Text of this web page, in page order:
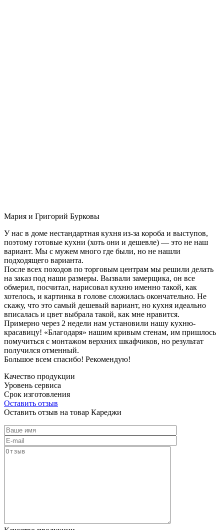
Мария и Григорий Бурковы
У нас в доме нестандартная кухня из-за короба и выступов,
поэтому готовые кухни (хоть они и дешевле) — это не наш
вариант. Мы с мужем много где были, но не нашли
подходящего варианта.
После всех походов по торговым центрам мы решили делать
на заказ под наши размеры. Вызвали замерщика, он все
обмерил, посчитал, нарисовал кухню именно такой, как
хотелось, и картинка в голове сложилась окончательно. Не
скажу, что это самый дешевый вариант, но кухня идеально
вписалась и цвет выбрала такой, как мне нравится.
Примерно через 2 недели нам установили нашу кухню-
красавицу! «Благодаря» нашим кривым стенам, им пришлось
помучиться с монтажом верхних шкафчиков, но результат
получился отменный.
Большое всем спасибо! Рекомендую!
Качество продукции
Уровень сервиса
Срок изготовления
Оставить отзыв
Оставить отзыв на товар Кареджи